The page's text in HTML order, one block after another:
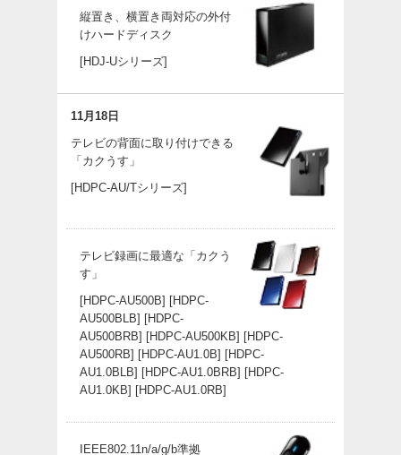
縦置き、横置き両対応の外付
けハードディスク
[HDJ-Uシリーズ]
11月18日
テレビの背面に取り付けできる
「カクうす」
[HDPC-AU/Tシリーズ]
テレビ録画に最適な「カクう
す」
[HDPC-AU500B] [HDPC-
AU500BLB] [HDPC-
AU500BRB] [HDPC-AU500KB] [HDPC-
AU500RB] [HDPC-AU1.0B] [HDPC-
AU1.0BLB] [HDPC-AU1.0BRB] [HDPC-
AU1.0KB] [HDPC-AU1.0RB]
IEEE802.11n/a/g/b準拠